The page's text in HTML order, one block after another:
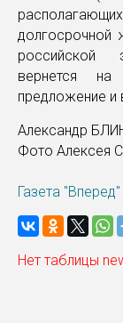
долгосрочной
российской
вернется
предложение и
Александр
Фото Алексея
Газета "Вперед"
Нет таблицы